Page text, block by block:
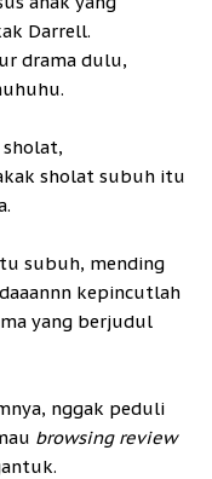
Darrell.
drama dulu,
sholat,
sholat subuh itu
subuh, mending
kepincutlah
yang berjudul
nggak peduli
browsing review